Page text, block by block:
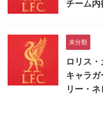
チーム内
未分類
ロリス
キャラ
リー・